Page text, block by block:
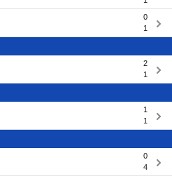
0
1
2
1
1
1
0
4